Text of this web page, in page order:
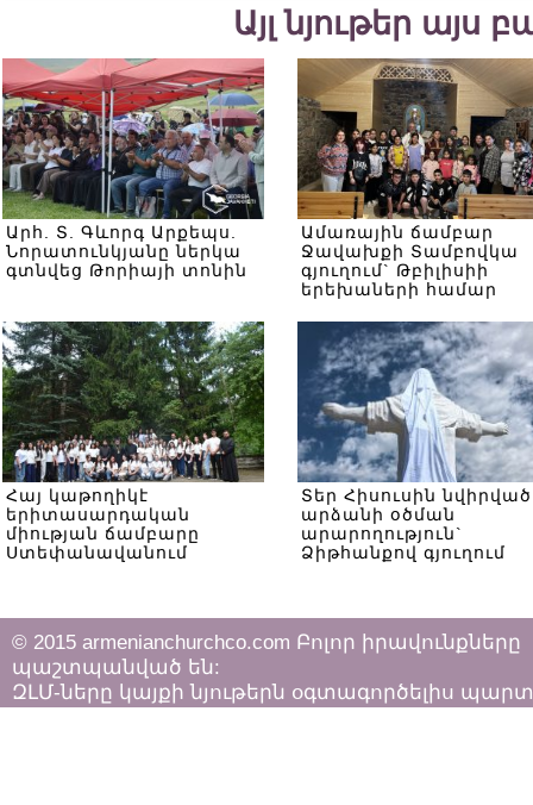
Այլ նյութեր այս
Արհ. Տ. Գևորգ Արքեպս.
Նորատունկյանը ներկա
գտնվեց Թորիայի տոնին
Ամառային ճամբար
Ջավախքի Տամբովկա
գյուղում` Թբիլիսիի
երեխաների համար
Հայ կաթողիկէ
երիտասարդական
միության ճամբարը
Ստեփանավանում
Տեր Հիսուսին նվիրված
արձանի օծման
արարողություն`
Ձիթհանքով գյուղում
© 2015 armenianchurchco.com Բոլոր իրավունքները
պաշտպանված են:
ԶԼՄ-ները կայքի նյութերն օգտագործելիս